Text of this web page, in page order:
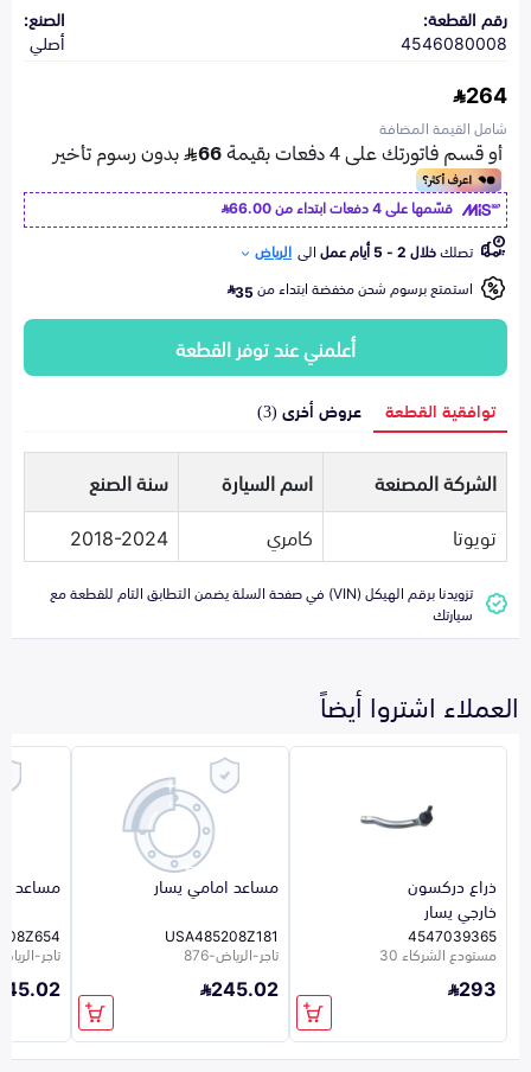
رقم القطعة:
4546080008
الصنع:
أصلي
264
شامل القيمة المضافة
قسّمها على 4 دفعات ابتداء من
66.00
تصلكخلال 2 - 5 أيام عمل الى الرياض
استمتع برسوم شحن مخفضة ابتداء من35
أعلمني عند توفر القطعة
توافقية القطعة عروض أخرى (3)
الشركة المصنعة اسم السيارة
سنة الصنع
تويوتا
كامري 2018-2024
تزويدنا برقم الهيكل (VIN) في صفحة السلة يضمن التطابق التام للقطعة مع
سيارتك
العملاء اشتروا أيضاً
ذراع دركسون
خارجي يسار
4547039365
مستودع الشركاء 30
293
مساعد امامي يسار
USA485208Z181
تاجر-الرياض-876
245.02
مساعد
تاجر-الرياض-